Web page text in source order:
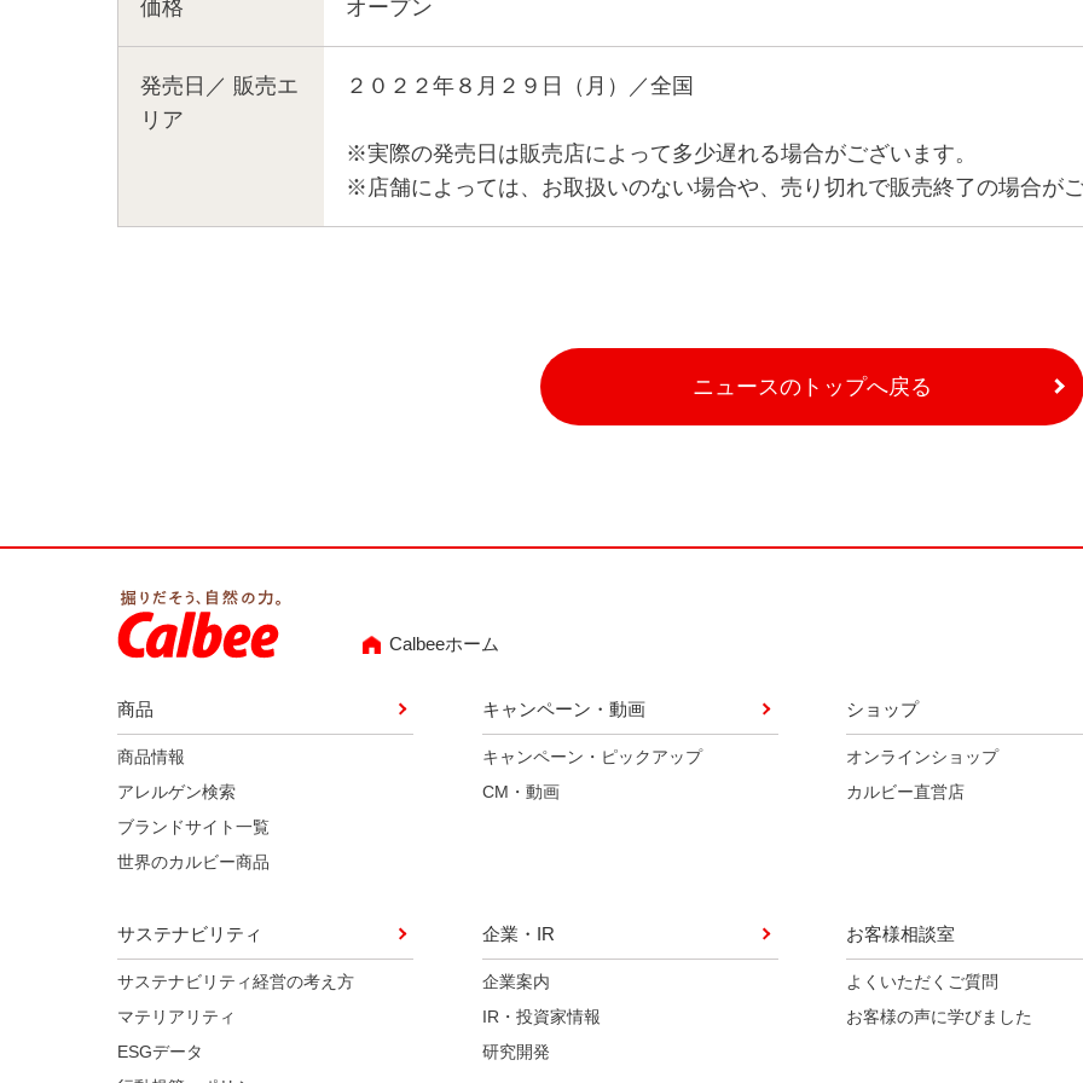
価格 オープン
発売日／ 販売エ
リア
２０２２年８月２９日（月）／全国
※実際の発売日は販売店によって多少遅れる場合がございます。
※店舗によっては、お取扱いのない場合や、売り切れで販売終了の場合がご
ニュースのトップへ戻る
Calbeeホーム
商品
商品情報
アレルゲン検索
ブランドサイト一覧
世界のカルビー商品
キャンペーン・動画
キャンペーン・ピックアップ
CM・動画
ショップ
オンラインショップ
カルビー直営店
サステナビリティ
サステナビリティ経営の考え方
マテリアリティ
ESGデータ
企業・IR
企業案内
IR・投資家情報
研究開発
お客様相談室
よくいただくご質問
お客様の声に学びました